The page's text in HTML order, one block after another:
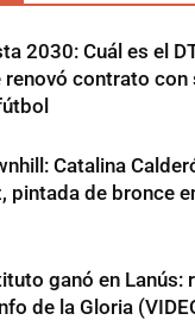
2030: Cuál es el
renovó contrato con
Catalina
pintada de bronce
ganó en Lanús:
de la Gloria